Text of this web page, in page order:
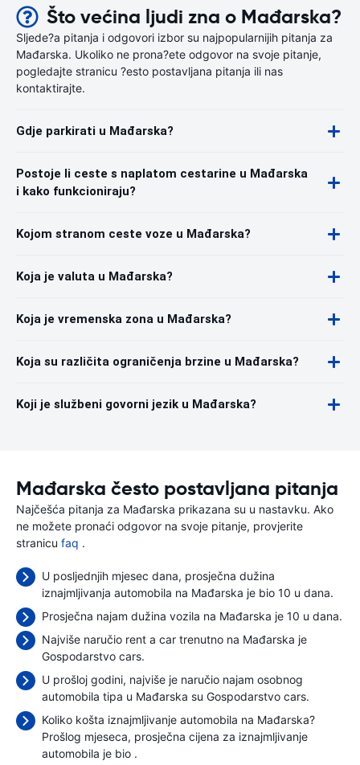
Što većina ljudi zna o Mađarska?
Sljede?a pitanja i odgovori izbor su najpopularnijih pitanja za
Mađarska. Ukoliko ne prona?ete odgovor na svoje pitanje,
pogledajte stranicu ?esto postavljana pitanja ili nas
kontaktirajte.
Gdje parkirati u Mađarska?
Postoje li ceste s naplatom cestarine u Mađarska
i kako funkcioniraju?
Kojom stranom ceste voze u Mađarska?
Koja je valuta u Mađarska?
Koja je vremenska zona u Mađarska?
Koja su različita ograničenja brzine u Mađarska?
Koji je službeni govorni jezik u Mađarska?
Mađarska često postavljana pitanja
Najčešća pitanja za Mađarska prikazana su u nastavku. Ako
ne možete pronaći odgovor na svoje pitanje, provjerite
stranicu faq .
U posljednjih mjesec dana, prosječna dužina
iznajmljivanja automobila na Mađarska je bio 10 u dana.
Prosječna najam dužina vozila na Mađarska je 10 u dana.
Najviše naručio rent a car trenutno na Mađarska je
Gospodarstvo cars.
U prošloj godini, najviše je naručio najam osobnog
automobila tipa u Mađarska su Gospodarstvo cars.
Koliko košta iznajmljivanje automobila na Mađarska?
Prošlog mjeseca, prosječna cijena za iznajmljivanje
automobila je bio .